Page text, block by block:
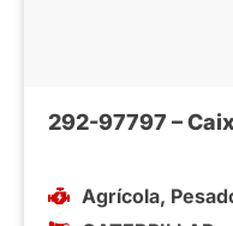
292-97797 –
Agrícola,